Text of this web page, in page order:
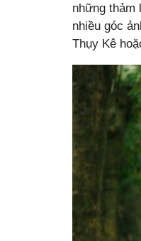
những thảm
nhiều góc
Thụy Kê